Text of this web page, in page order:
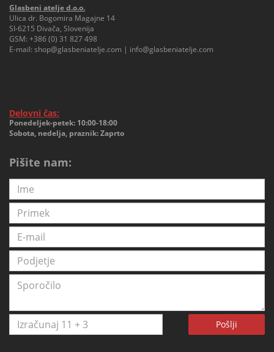
Glasbeni atelje d.o.o.
Ulica dr. Bogomira Magajne 14
SI-6215 Divača, Slovenija
GSM: +386 (0) 31 827 498
E-mail: shop@glasbeniatelje.com | info@glasbeniatelje.com
Delovni čas:
Ponedeljek-petek: 10:00-18:00
Sobota, nedelja, praznik: Zaprto
Pišite nam:
Pošlji